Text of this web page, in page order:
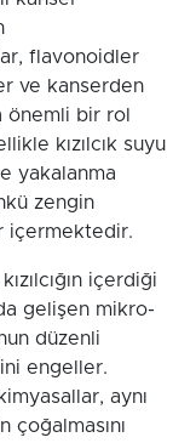
flavonoidler
ve kanserden
önemli bir rol
kızılcık suyu
yakalanma
zengin
içermektedir.
içerdiği
gelişen mikro-
düzenli
engeller.
aynı
çoğalmasını